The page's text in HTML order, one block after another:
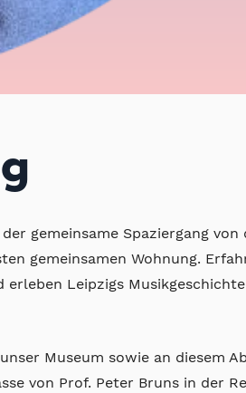
gemeinsame Spaziergang von
gemeinsamen Wohnung.
Leipzigs
Museum sowie an diesem
von Prof. Peter Bruns in der